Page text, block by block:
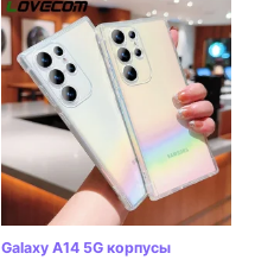
Galaxy A14 5G корпусы